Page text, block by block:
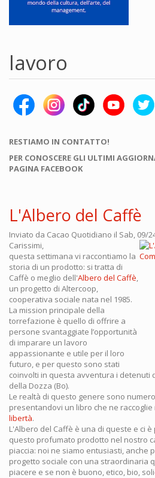
lavoro
RESTIAMO IN CONTATTO!
PER CONOSCERE GLI ULTIMI
PAGINA FACEBOOK
L'Albero del Caffè
Inviato da Cacao Quotidiano il Sab, 09/
Carissimi,
questa settimana vi raccontiamo la
storia di un prodotto: si tratta di
Caffè o meglio dell'Albero del Caffè,
un progetto di Altercoop,
cooperativa sociale nata nel 1985.
La mission principale della
torrefazione è quello di offrire a
persone svantaggiate l’opportunità
di imparare un lavoro
appassionante e utile per il loro
futuro, e per questo sono stati
coinvolti in questa avventura i detenuti
della Dozza (Bo).
Le realtà di questo genere sono
presentandovi un libro che ne raccoglie
libertà.
L'Albero del Caffè è una di queste e ci
questo profumato prodotto nel nostro
piaccia: noi ne siamo entusiasti, anche
progetto sociale con una straordinaria
piacere e se non è buono, etico, bio,